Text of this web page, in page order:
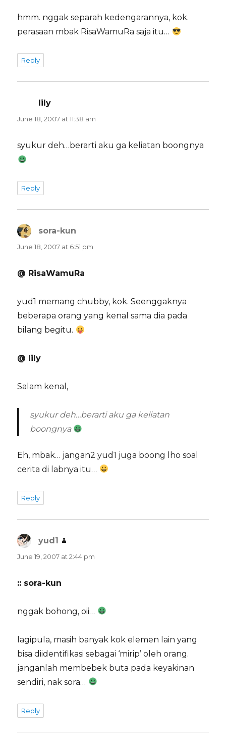
hmm. nggak separah kedengarannya, kok.
perasaan mbak RisaWamuRa saja itu…
Reply
lily
June 18, 2007 at 11:38 am
syukur deh…berarti aku ga keliatan boongnya
Reply
sora-kun
June 18, 2007 at 6:51 pm
@ RisaWamuRa
yud1 memang chubby, kok. Seenggaknya
beberapa orang yang kenal sama dia pada
bilang begitu.
@ lily
Salam kenal,
syukur deh…berarti aku ga keliatan
boongnya
Eh, mbak… jangan2 yud1 juga boong lho soal
cerita di labnya itu…
Reply
yud1
June 19, 2007 at 2:44 pm
:: sora-kun
nggak bohong, oii…
lagipula, masih banyak kok elemen lain yang
bisa diidentifikasi sebagai ‘mirip’ oleh orang.
janganlah membebek buta pada keyakinan
sendiri, nak sora…
Reply